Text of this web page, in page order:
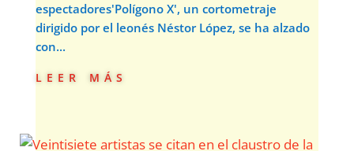
espectadores'Polígono X', un cortometraje
dirigido por el leonés Néstor López, se ha alzado
con...
leer más